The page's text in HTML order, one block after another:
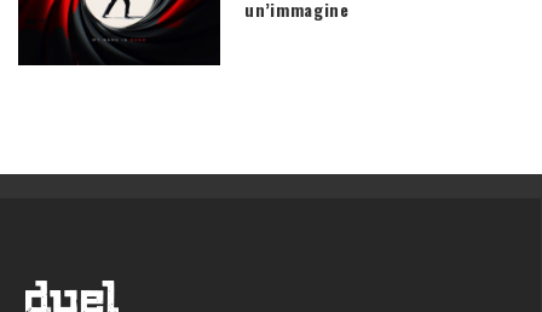
un’immagine